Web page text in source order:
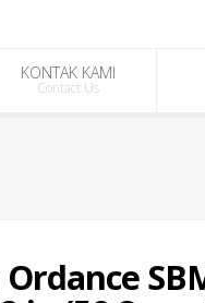
KONTAK KAMI
Contact Us